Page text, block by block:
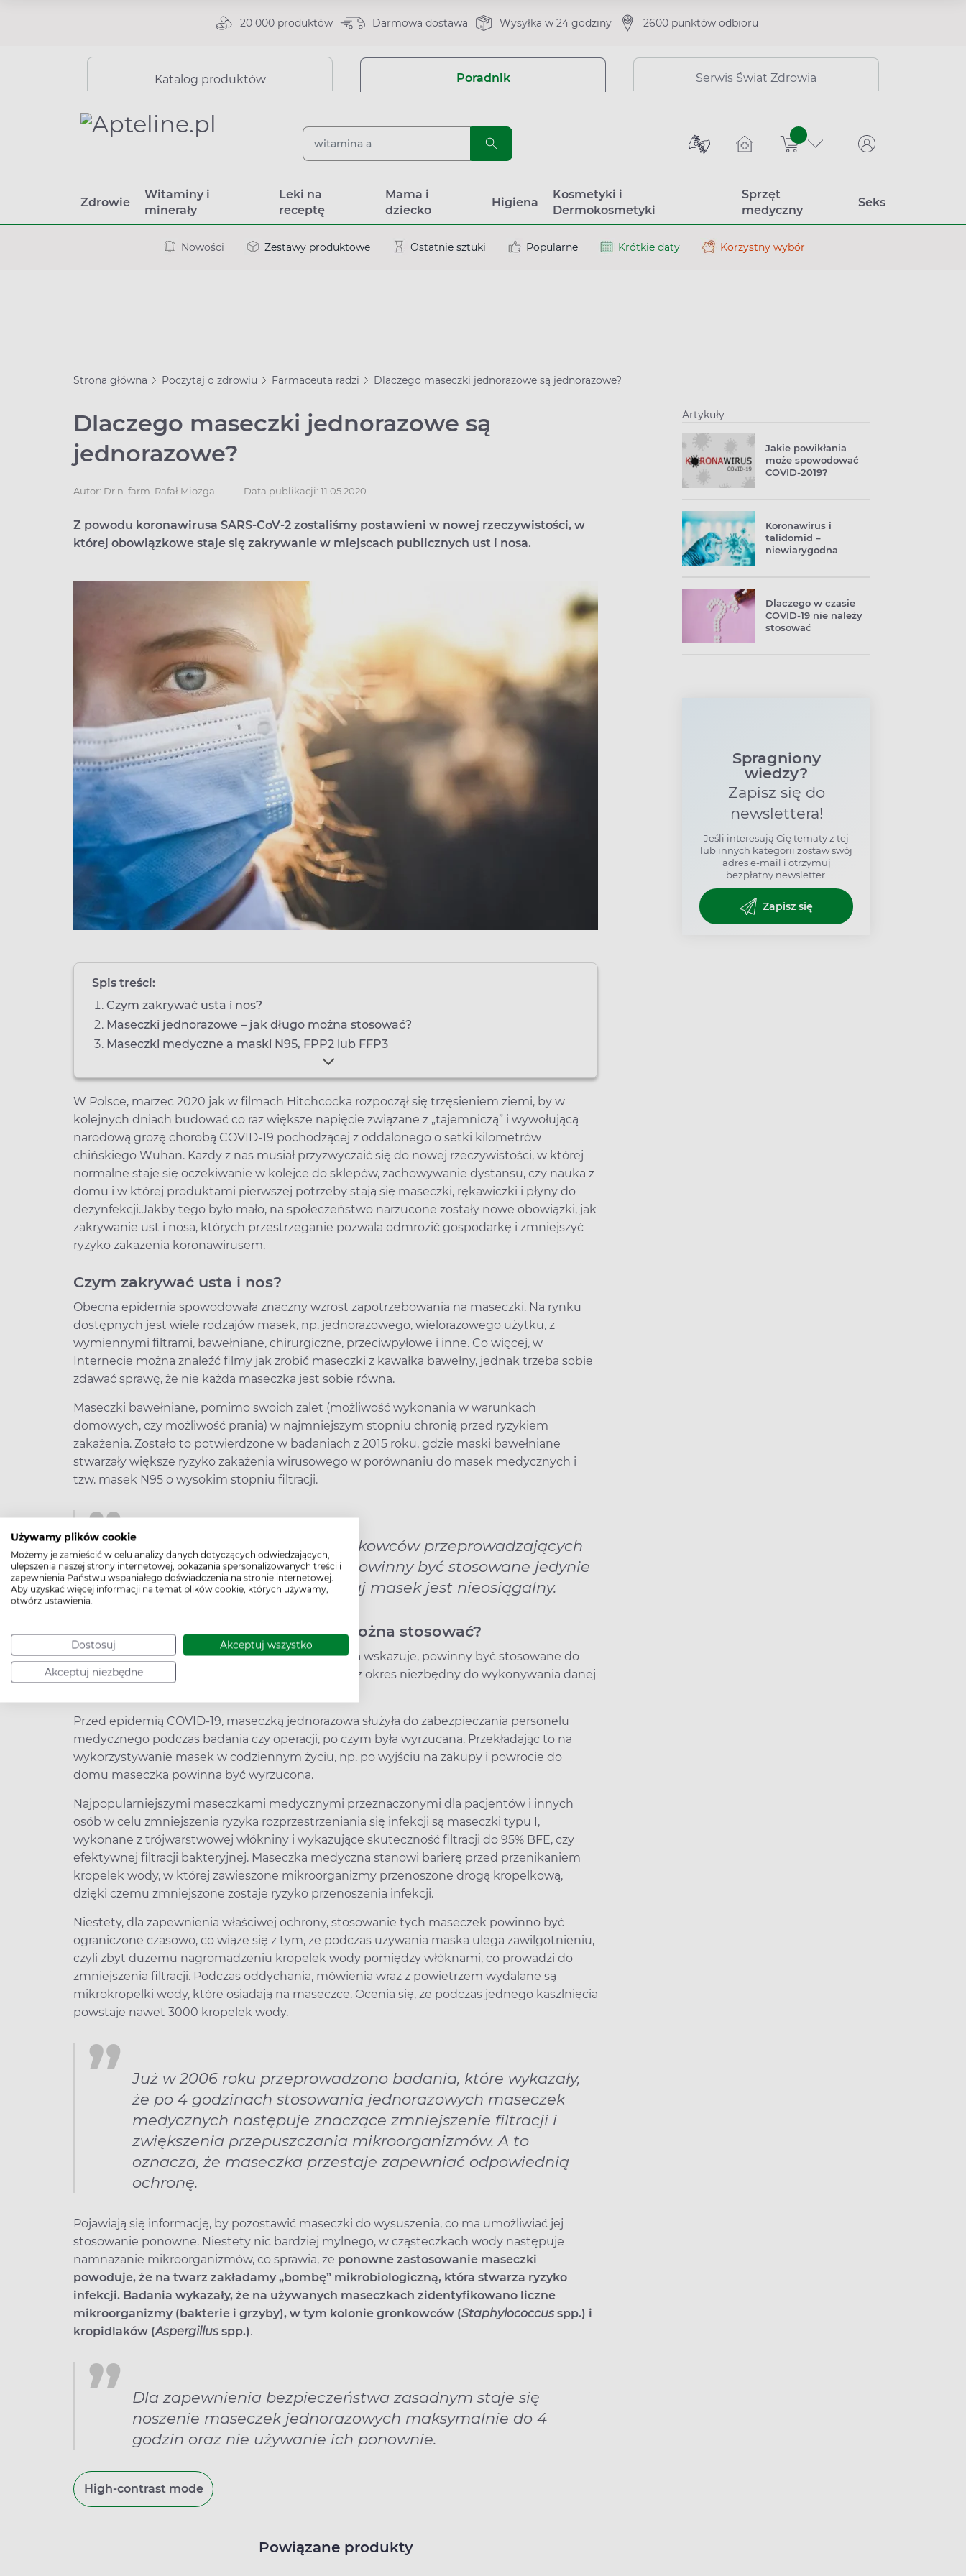
Używamy plików cookie
Możemy je zamieścić w celu analizy danych dotyczących odwiedzających,
ulepszenia naszej strony internetowej, pokazania spersonalizowanych treści i
zapewnienia Państwu wspaniałego doświadczenia na stronie internetowej.
Aby uzyskać więcej informacji na temat plików cookie, których używamy,
otwórz ustawienia.
Dostosuj Akceptuj wszystko
Akceptuj niezbędne
20 000 produktów Darmowa dostawa Wysyłka w 24 godziny 2600 punktów odbioru
Katalog produktów Poradnik Serwis Świat Zdrowia
sztuk
Zdrowie
Witaminy i
minerały
Leki na
receptę
Mama i
dziecko
Higiena
Kosmetyki i
Dermokosmetyki
Sprzęt
medyczny
Seks
Nowości Zestawy produktowe Ostatnie sztuki Popularne Krótkie daty Korzystny wybór
Strona główna Poczytaj o zdrowiu Farmaceuta radzi Dlaczego maseczki jednorazowe są jednorazowe?
Dlaczego maseczki jednorazowe są
jednorazowe?
Autor: Dr n. farm. Rafał Miozga Data publikacji: 11.05.2020
Z powodu koronawirusa SARS-CoV-2 zostaliśmy postawieni w nowej rzeczywistości, w
której obowiązkowe staje się zakrywanie w miejscach publicznych ust i nosa.
Spis treści:
Czym zakrywać usta i nos?
Maseczki jednorazowe – jak długo można stosować?
Maseczki medyczne a maski N95, FPP2 lub FFP3
W Polsce, marzec 2020 jak w filmach Hitchcocka rozpoczął się trzęsieniem ziemi, by w
kolejnych dniach budować co raz większe napięcie związane z „tajemniczą” i wywołującą
narodową grozę chorobą COVID-19 pochodzącej z oddalonego o setki kilometrów
chińskiego Wuhan. Każdy z nas musiał przyzwyczaić się do nowej rzeczywistości, w której
normalne staje się oczekiwanie w kolejce do sklepów, zachowywanie dystansu, czy nauka z
domu i w której produktami pierwszej potrzeby stają się maseczki, rękawiczki i płyny do
dezynfekcji.Jakby tego było mało, na społeczeństwo narzucone zostały nowe obowiązki, jak
zakrywanie ust i nosa, których przestrzeganie pozwala odmrozić gospodarkę i zmniejszyć
ryzyko zakażenia koronawirusem.
Czym zakrywać usta i nos?
Obecna epidemia spowodowała znaczny wzrost zapotrzebowania na maseczki. Na rynku
dostępnych jest wiele rodzajów masek, np. jednorazowego, wielorazowego użytku, z
wymiennymi filtrami, bawełniane, chirurgiczne, przeciwpyłowe i inne. Co więcej, w
Internecie można znaleźć filmy jak zrobić maseczki z kawałka bawełny, jednak trzeba sobie
zdawać sprawę, że nie każda maseczka jest sobie równa.
Maseczki bawełniane, pomimo swoich zalet (możliwość wykonania w warunkach
domowych, czy możliwość prania) w najmniejszym stopniu chronią przed ryzykiem
zakażenia. Zostało to potwierdzone w badaniach z 2015 roku, gdzie maski bawełniane
stwarzały większe ryzyko zakażenia wirusowego w porównaniu do masek medycznych i
tzw. masek N95 o wysokim stopniu filtracji.
Zgodnie z rekomendacją naukowców przeprowadzających
badanie, maski bawełniane powinny być stosowane jedynie
w przypadku, kiedy inny rodzaj masek jest nieosiągalny.
Maseczki jednorazowe – jak długo można stosować?
Maseczki medyczne jednorazowe, jak sama nazwa wskazuje, powinny być stosowane do
zabezpieczenia ust i nosa jednorazowo, tylko przez okres niezbędny do wykonywania danej
Przed epidemią COVID-19, maseczką jednorazowa służyła do zabezpieczania personelu
medycznego podczas badania czy operacji, po czym była wyrzucana. Przekładając to na
wykorzystywanie masek w codziennym życiu, np. po wyjściu na zakupy i powrocie do
domu maseczka powinna być wyrzucona.
Najpopularniejszymi maseczkami medycznymi przeznaczonymi dla pacjentów i innych
osób w celu zmniejszenia ryzyka rozprzestrzeniania się infekcji są maseczki typu I,
wykonane z trójwarstwowej włókniny i wykazujące skuteczność filtracji do 95% BFE, czy
efektywnej filtracji bakteryjnej. Maseczka medyczna stanowi barierę przed przenikaniem
kropelek wody, w której zawieszone mikroorganizmy przenoszone drogą kropelkową,
dzięki czemu zmniejszone zostaje ryzyko przenoszenia infekcji.
Niestety, dla zapewnienia właściwej ochrony, stosowanie tych maseczek powinno być
ograniczone czasowo, co wiąże się z tym, że podczas używania maska ulega zawilgotnieniu,
czyli zbyt dużemu nagromadzeniu kropelek wody pomiędzy włóknami, co prowadzi do
zmniejszenia filtracji. Podczas oddychania, mówienia wraz z powietrzem wydalane są
mikrokropelki wody, które osiadają na maseczce. Ocenia się, że podczas jednego kaszlnięcia
powstaje nawet 3000 kropelek wody.
Już w 2006 roku przeprowadzono badania, które wykazały,
że po 4 godzinach stosowania jednorazowych maseczek
medycznych następuje znaczące zmniejszenie filtracji i
zwiększenia przepuszczania mikroorganizmów. A to
oznacza, że maseczka przestaje zapewniać odpowiednią
ochronę.
Pojawiają się informację, by pozostawić maseczki do wysuszenia, co ma umożliwiać jej
stosowanie ponowne. Niestety nic bardziej mylnego, w cząsteczkach wody następuje
namnażanie mikroorganizmów, co sprawia, że ponowne zastosowanie maseczki
powoduje, że na twarz zakładamy „bombę” mikrobiologiczną, która stwarza ryzyko
infekcji. Badania wykazały, że na używanych maseczkach zidentyfikowano liczne
mikroorganizmy (bakterie i grzyby), w tym kolonie gronkowców (Staphylococcus spp.) i
kropidlaków (Aspergillus spp.).
Dla zapewnienia bezpieczeństwa zasadnym staje się
noszenie maseczek jednorazowych maksymalnie do 4
godzin oraz nie używanie ich ponownie.
High-contrast mode
Powiązane produkty
Artykuły
Jakie powikłania
może spowodować
COVID-2019?
Koronawirus i
talidomid –
niewiarygodna
Dlaczego w czasie
COVID-19 nie należy
stosować
Spragniony
wiedzy?
Zapisz się do
newslettera!
Jeśli interesują Cię tematy z tej
lub innych kategorii zostaw swój
adres e-mail i otrzymuj
bezpłatny newsletter.
Zapisz się